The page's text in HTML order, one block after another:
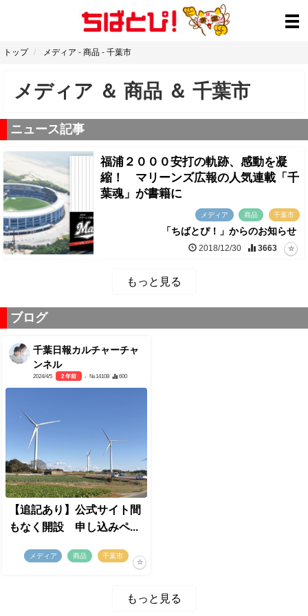
トップ メディア - 商品 - 千葉市
メディア ＆ 商品 ＆ 千葉市
ニュース記事
福浦２０００安打の軌跡、感動を凝
縮！ マリーンズ広報の人気連載「千
葉魂」が書籍に
メディア 商品 千葉市
「ちばとぴ！」からのお知らせ
2018/12/30 3663
もっと見る
ブログ
千葉日報カルチャーチャ
ンネル
2024/4/5 2 年前 - №14108 600
【追記あり】公式サイト間
もなく開設 申し込みペ...
メディア 商品 千葉市
もっと見る